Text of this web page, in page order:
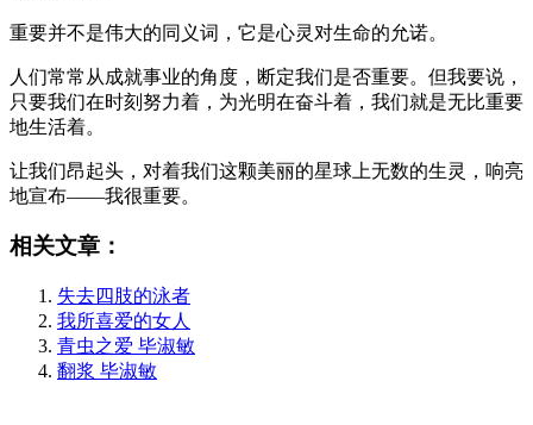
重要并不是伟大的同义词，它是心灵对生命的允诺。
人们常常从成就事业的角度，断定我们是否重要。但我要说，
只要我们在时刻努力着，为光明在奋斗着，我们就是无比重要
地生活着。
让我们昂起头，对着我们这颗美丽的星球上无数的生灵，响亮
地宣布——我很重要。
相关文章：
失去四肢的泳者
我所喜爱的女人
青虫之爱 毕淑敏
翻浆 毕淑敏